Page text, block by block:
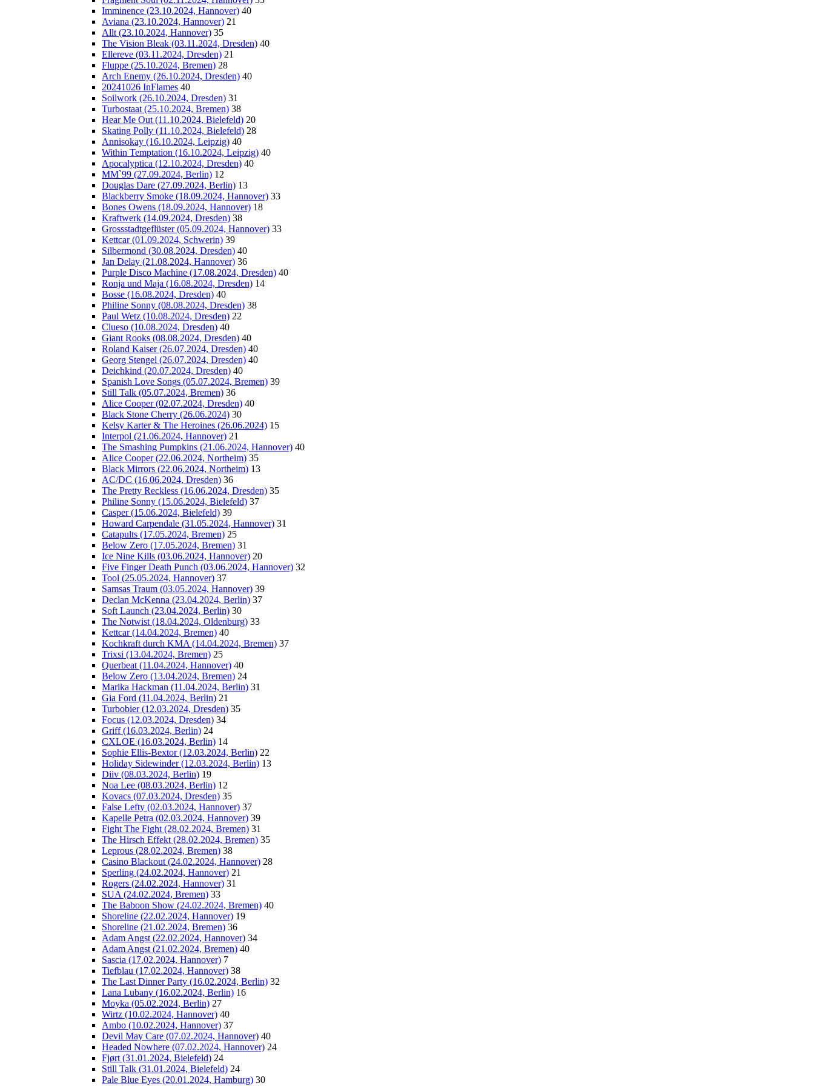
Imminence (23.10.2024, Hannover) 40
Aviana (23.10.2024, Hannover) 21
Allt (23.10.2024, Hannover) 35
The Vision Bleak (03.11.2024, Dresden) 40
Ellereve (03.11.2024, Dresden) 21
Fluppe (25.10.2024, Bremen) 28
Arch Enemy (26.10.2024, Dresden) 40
20241026 InFlames 40
Soilwork (26.10.2024, Dresden) 31
Turbostaat (25.10.2024, Bremen) 38
Hear Me Out (11.10.2024, Bielefeld) 20
Skating Polly (11.10.2024, Bielefeld) 28
Annisokay (16.10.2024, Leipzig) 40
Within Temptation (16.10.2024, Leipzig) 40
Apocalyptica (12.10.2024, Dresden) 40
MM`99 (27.09.2024, Berlin) 12
Douglas Dare (27.09.2024, Berlin) 13
Blackberry Smoke (18.09.2024, Hannover) 33
Bones Owens (18.09.2024, Hannover) 18
Kraftwerk (14.09.2024, Dresden) 38
Grossstadtgeflüster (05.09.2024, Hannover) 33
Kettcar (01.09.2024, Schwerin) 39
Silbermond (30.08.2024, Dresden) 40
Jan Delay (21.08.2024, Hannover) 36
Purple Disco Machine (17.08.2024, Dresden) 40
Ronja und Maja (16.08.2024, Dresden) 14
Bosse (16.08.2024, Dresden) 40
Philine Sonny (08.08.2024, Dresden) 38
Paul Wetz (10.08.2024, Dresden) 22
Clueso (10.08.2024, Dresden) 40
Giant Rooks (08.08.2024, Dresden) 40
Roland Kaiser (26.07.2024, Dresden) 40
Georg Stengel (26.07.2024, Dresden) 40
Deichkind (20.07.2024, Dresden) 40
Spanish Love Songs (05.07.2024, Bremen) 39
Still Talk (05.07.2024, Bremen) 36
Alice Cooper (02.07.2024, Dresden) 40
Black Stone Cherry (26.06.2024) 30
Kelsy Karter & The Heroines (26.06.2024) 15
Interpol (21.06.2024, Hannover) 21
The Smashing Pumpkins (21.06.2024, Hannover) 40
Alice Cooper (22.06.2024, Northeim) 35
Black Mirrors (22.06.2024, Northeim) 13
AC/DC (16.06.2024, Dresden) 36
The Pretty Reckless (16.06.2024, Dresden) 35
Philine Sonny (15.06.2024, Bielefeld) 37
Casper (15.06.2024, Bielefeld) 39
Howard Carpendale (31.05.2024, Hannover) 31
Catapults (17.05.2024, Bremen) 25
Below Zero (17.05.2024, Bremen) 31
Ice Nine Kills (03.06.2024, Hannover) 20
Five Finger Death Punch (03.06.2024, Hannover) 32
Tool (25.05.2024, Hannover) 37
Samsas Traum (03.05.2024, Hannover) 39
Declan McKenna (23.04.2024, Berlin) 37
Soft Launch (23.04.2024, Berlin) 30
The Notwist (18.04.2024, Oldenburg) 33
Kettcar (14.04.2024, Bremen) 40
Kochkraft durch KMA (14.04.2024, Bremen) 37
Trixsi (13.04.2024, Bremen) 25
Querbeat (11.04.2024, Hannover) 40
Below Zero (13.04.2024, Bremen) 24
Marika Hackman (11.04.2024, Berlin) 31
Gia Ford (11.04.2024, Berlin) 21
Turbobier (12.03.2024, Dresden) 35
Focus (12.03.2024, Dresden) 34
Griff (16.03.2024, Berlin) 24
CXLOE (16.03.2024, Berlin) 14
Sophie Ellis-Bextor (12.03.2024, Berlin) 22
Holiday Sidewinder (12.03.2024, Berlin) 13
Diiv (08.03.2024, Berlin) 19
Noa Lee (08.03.2024, Berlin) 12
Kovacs (07.03.2024, Dresden) 35
False Lefty (02.03.2024, Hannover) 37
Kapelle Petra (02.03.2024, Hannover) 39
Fight The Fight (28.02.2024, Bremen) 31
The Hirsch Effekt (28.02.2024, Bremen) 35
Leprous (28.02.2024, Bremen) 38
Casino Blackout (24.02.2024, Hannover) 28
Sperling (24.02.2024, Hannover) 21
Rogers (24.02.2024, Hannover) 31
SUA (24.02.2024, Bremen) 33
The Baboon Show (24.02.2024, Bremen) 40
Shoreline (22.02.2024, Hannover) 19
Shoreline (21.02.2024, Bremen) 36
Adam Angst (22.02.2024, Hannover) 34
Adam Angst (21.02.2024, Bremen) 40
Sascia (17.02.2024, Hannover) 7
Tiefblau (17.02.2024, Hannover) 38
The Last Dinner Party (16.02.2024, Berlin) 32
Lana Lubany (16.02.2024, Berlin) 16
Moyka (05.02.2024, Berlin) 27
Wirtz (10.02.2024, Hannover) 40
Ambo (10.02.2024, Hannover) 37
Devil May Care (07.02.2024, Hannover) 40
Headed Nowhere (07.02.2024, Hannover) 24
Fjørt (31.01.2024, Bielefeld) 24
Still Talk (31.01.2024, Bielefeld) 24
Pale Blue Eyes (20.01.2024, Hamburg) 30